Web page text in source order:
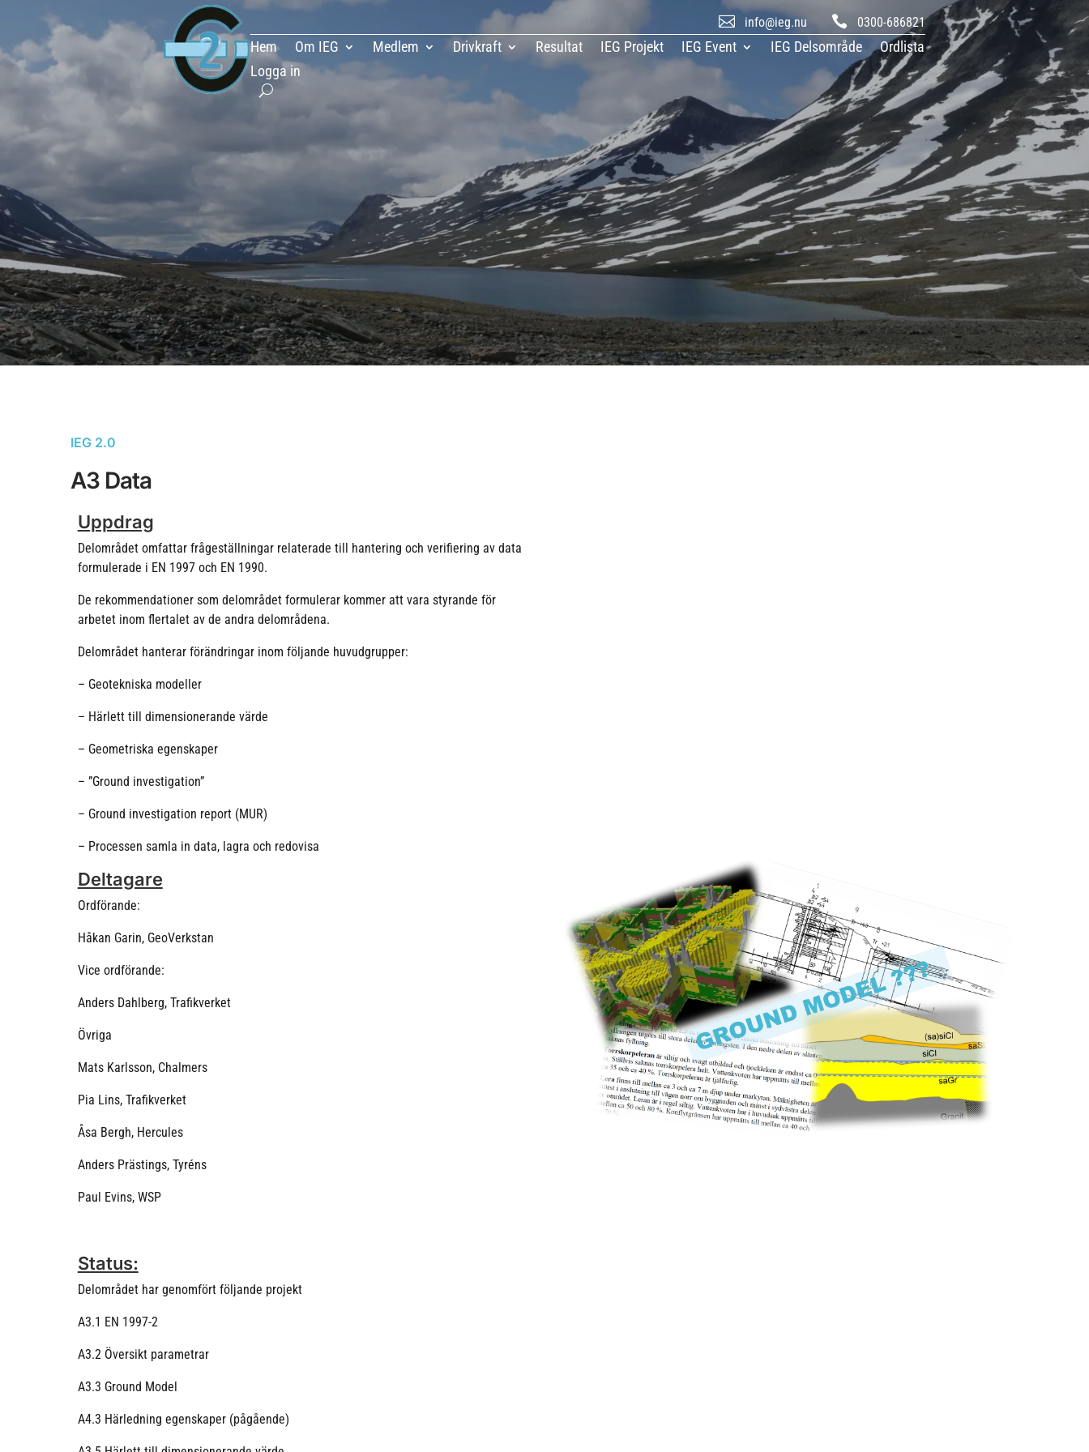
 info@ieg.nu  0300-686821
Hem Om IEG Medlem Drivkraft Resultat IEG Projekt IEG Event IEG Delsområde
Ordlista
Logga in
IEG 2.0
A3 Data
Uppdrag
Delområdet omfattar frågeställningar relaterade till hantering och verifiering av data
formulerade i EN 1997 och EN 1990.
De rekommendationer som delområdet formulerar kommer att vara styrande för
arbetet inom flertalet av de andra delområdena.
Delområdet hanterar förändringar inom följande huvudgrupper:
– Geotekniska modeller
– Härlett till dimensionerande värde
– Geometriska egenskaper
– ”Ground investigation”
– Ground investigation report (MUR)
– Processen samla in data, lagra och redovisa
Deltagare
Ordförande:
Håkan Garin, GeoVerkstan
Vice ordförande:
Anders Dahlberg, Trafikverket
Övriga
Mats Karlsson, Chalmers
Pia Lins, Trafikverket
Åsa Bergh, Hercules
Anders Prästings, Tyréns
Paul Evins, WSP
Status:
Delområdet har genomfört följande projekt
A3.1 EN 1997-2
A3.2 Översikt parametrar
A3.3 Ground Model
A4.3 Härledning egenskaper (pågående)